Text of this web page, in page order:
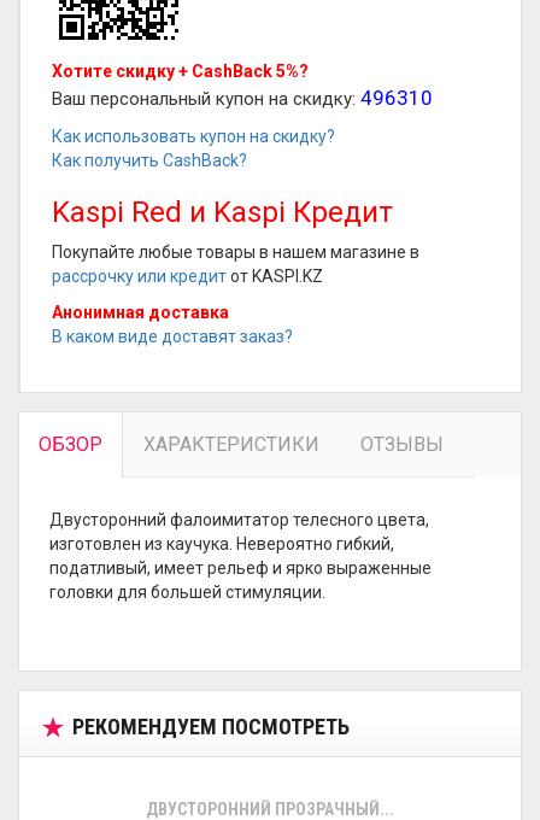
Хотите скидку + CashBack 5%?
Ваш персональный купон на скидку: 496310
Как использовать купон на скидку?
Как получить CashBack?
Kaspi Red и Kaspi Кредит
Покупайте любые товары в нашем магазине в
рассрочку или кредитот KASPI.KZ
Анонимная доставка
В каком виде доставят заказ?
ОБЗОР ХАРАКТЕРИСТИКИ ОТЗЫВЫ
Двусторонний фалоимитатор телесного цвета,
изготовлен из каучука. Невероятно гибкий,
податливый, имеет рельеф и ярко выраженные
головки для большей стимуляции.
РЕКОМЕНДУЕМ ПОСМОТРЕТЬ
ДВУСТОРОННИЙ ПРОЗРАЧНЫЙ...